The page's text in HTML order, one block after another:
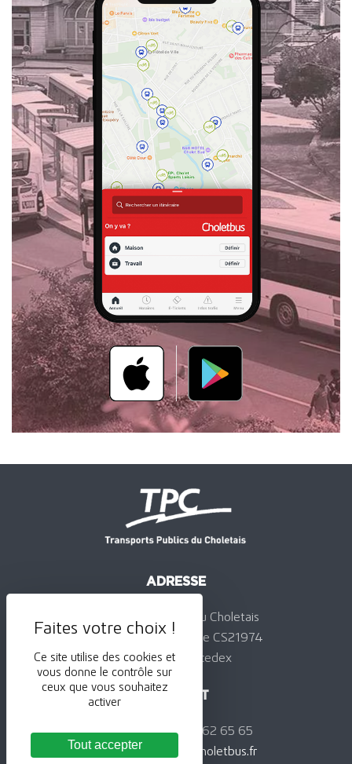
ADRESSE
Transports Publics du Choletais
24, rue de la Jominière CS21974
49319 Cholet cedex
CONTACT
Téléphone : 02 41 62 65 65
Courriel :
contact@choletbus.fr
Ce site utilise des cookies et
vous donne le contrôle sur
ceux que vous souhaitez
activer
Tout accepter